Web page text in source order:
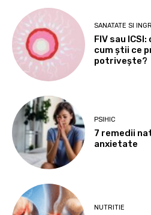
SANATATE SI
FIV sau
cum știi ce
potrivește?
PSIHIC
7 remedii
anxietate
NUTRITIE